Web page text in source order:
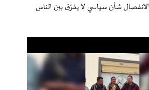
شأن سياسي لا يفرّق بين الناس